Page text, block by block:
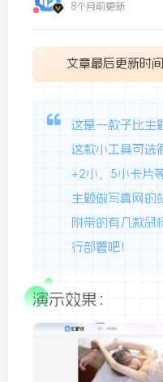
8个月前更新
文章最后更新时间
这是一款子比主
这款小工具可选
+2小、5小卡片
主题做写真网的
附带的有几款鼠
行部署吧！
演示效果：